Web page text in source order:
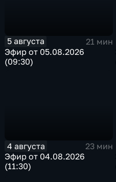
5 августа
21 мин
Эфир от 05.08.2026
(09:30)
4 августа
23 мин
Эфир от 04.08.2026
(11:30)